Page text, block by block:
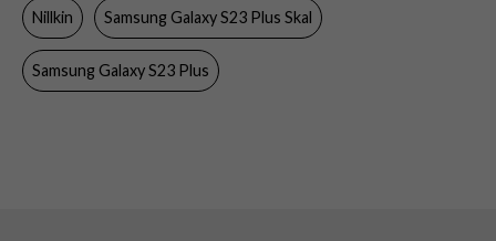
Färg
Varumärke
Nillkin Samsung Galaxy S23 Plus Skal
Samsung Galaxy S23 Plus